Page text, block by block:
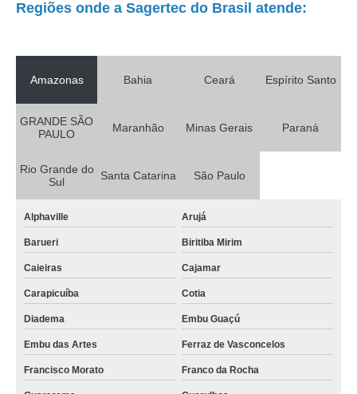
Regiões onde a Sagertec do Brasil atende:
Amazonas Bahia Ceará Espírito Santo
GRANDE SÃO
PAULO
Maranhão Minas Gerais Paraná
Rio Grande do
Sul
Santa Catarina São Paulo
Alphaville Arujá
Barueri Biritiba Mirim
Caieiras Cajamar
Carapicuíba Cotia
Diadema Embu Guaçú
Embu das Artes Ferraz de Vasconcelos
Francisco Morato Franco da Rocha